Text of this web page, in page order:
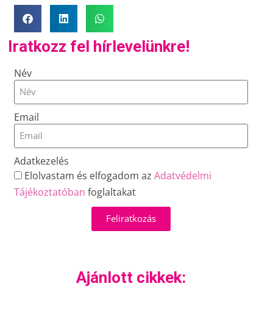
Iratkozz fel hírlevelünkre!
Név
Email
Adatkezelés
Elolvastam és elfogadom azAdatvédelmi
Tájékoztatóban foglaltakat
Feliratkozás
Ajánlott cikkek: